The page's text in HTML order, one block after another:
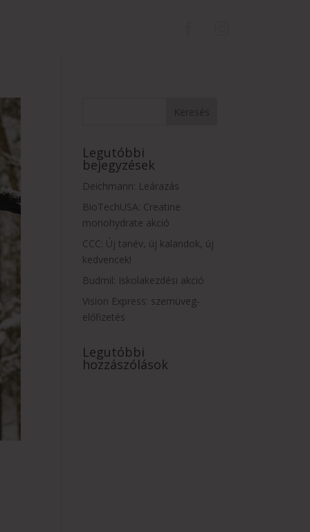
Legutóbbi
bejegyzések
Deichmann: Leárazás
BioTechUSA: Creatine
monohydrate akció
CCC: Új tanév, új kalandok, új
kedvencek!
Budmil: Iskolakezdési akció
Vision Express: szemüveg-
előfizetés
Legutóbbi
hozzászólások